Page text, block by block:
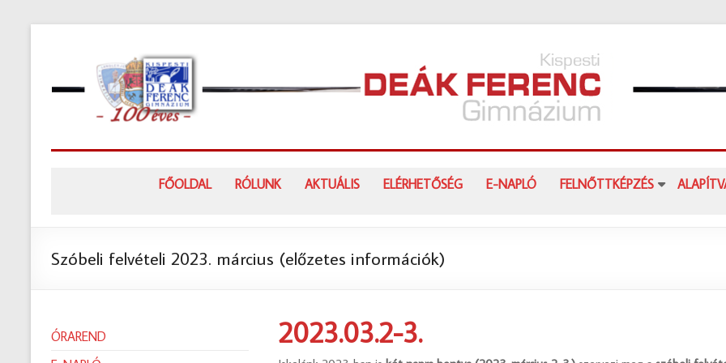
FŐOLDAL RÓLUNK AKTUÁLIS ELÉRHETŐSÉG E-NAPLÓ FELNŐTTKÉPZÉS
Szóbeli felvételi 2023. március (előzetes információk)
2023.03.2-3.
ÓRAREND